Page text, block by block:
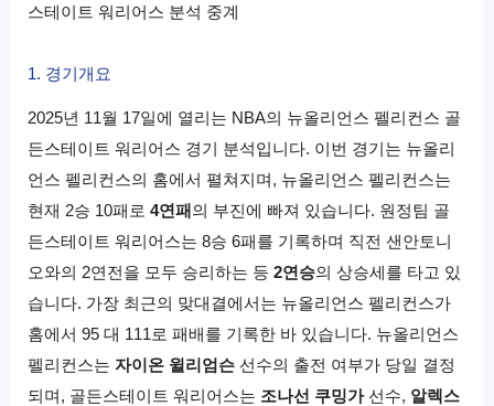
스테이트 워리어스 분석 중계
1. 경기개요
2025년 11월 17일에 열리는 NBA의 뉴올리언스 펠리컨스 골
든스테이트 워리어스 경기 분석입니다. 이번 경기는 뉴올리
언스 펠리컨스의 홈에서 펼쳐지며, 뉴올리언스 펠리컨스는
현재 2승 10패로4연패 의 부진에 빠져 있습니다. 원정팀 골
든스테이트 워리어스는 8승 6패를 기록하며 직전 샌안토니
오와의 2연전을 모두 승리하는 등2연승의 상승세를 타고 있
습니다. 가장 최근의 맞대결에서는 뉴올리언스 펠리컨스가
홈에서 95 대 111로 패배를 기록한 바 있습니다. 뉴올리언스
펠리컨스는자이온 윌리엄슨 선수의 출전 여부가 당일 결정
되며, 골든스테이트 워리어스는 조나선 쿠밍가선수, 알렉스